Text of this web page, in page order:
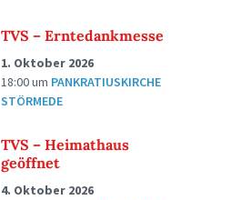
TVS – Erntedankmesse
1. Oktober 2026
18:00um PANKRATIUSKIRCHE
STÖRMEDE
TVS – Heimathaus
geöffnet
4. Oktober 2026